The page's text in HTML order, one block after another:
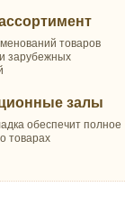
товаров
зарубежных
залы
обеспечит полное
товарах